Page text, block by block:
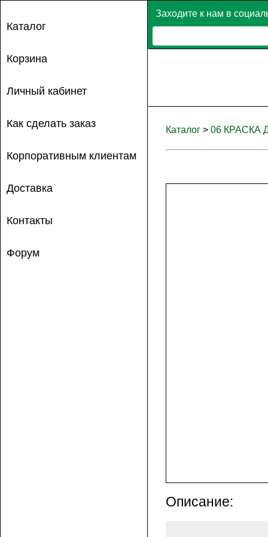
Заходите к нам в
Каталог
Корзина
Личный кабинет
Как сделать заказ
Корпоративным клиентам
Доставка
Контакты
Форум
Каталог > 06 КРАСКА
Описание: